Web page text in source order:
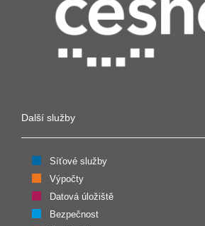
Další služby
Síťové služby
Výpočty
Datová úložiště
Bezpečnost